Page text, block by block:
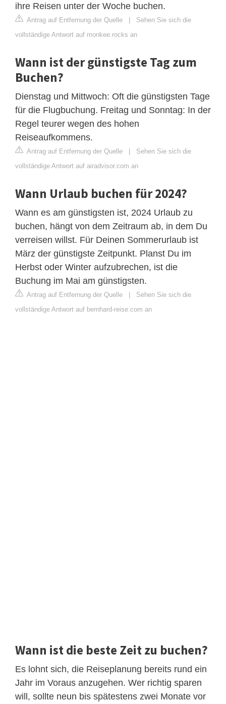
ihre Reisen unter der Woche buchen.
Antrag auf Entfernung der Quelle | Sehen Sie sich die
vollständige Antwort auf monkee.rocks an
Wann ist der günstigste Tag zum
Buchen?
Dienstag und Mittwoch: Oft die günstigsten Tage
für die Flugbuchung. Freitag und Sonntag: In der
Regel teurer wegen des hohen
Reiseaufkommens.
Antrag auf Entfernung der Quelle | Sehen Sie sich die
vollständige Antwort auf airadvisor.com an
Wann Urlaub buchen für 2024?
Wann es am günstigsten ist, 2024 Urlaub zu
buchen, hängt von dem Zeitraum ab, in dem Du
verreisen willst. Für Deinen Sommerurlaub ist
März der günstigste Zeitpunkt. Planst Du im
Herbst oder Winter aufzubrechen, ist die
Buchung im Mai am günstigsten.
Antrag auf Entfernung der Quelle | Sehen Sie sich die
vollständige Antwort auf bernhard-reise.com an
Wann ist die beste Zeit zu buchen?
Es lohnt sich, die Reiseplanung bereits rund ein
Jahr im Voraus anzugehen. Wer richtig sparen
will, sollte neun bis spätestens zwei Monate vor